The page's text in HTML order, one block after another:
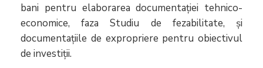
bani pentru elaborarea documentației tehnico-
economice, faza Studiu de fezabilitate, și
documentațiile de expropriere pentru obiectivul
de investiții.